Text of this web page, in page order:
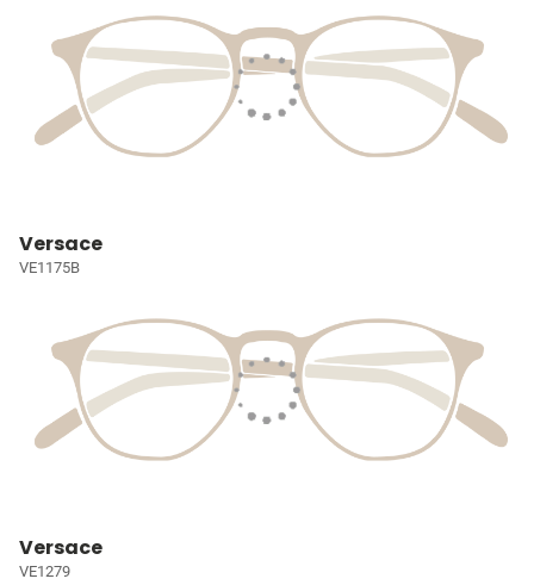
Versace
VE1175B
Versace
VE1279